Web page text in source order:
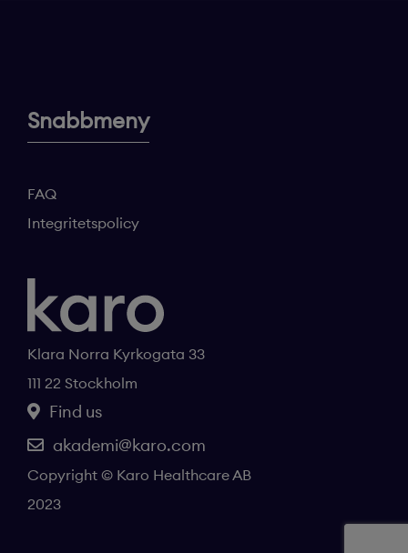
Klara Norra Kyrkogata 33
111 22 Stockholm
Find us
akademi@karo.com
Copyright © Karo Healthcare AB
2023
Snabbmeny
FAQ
Integritetspolicy